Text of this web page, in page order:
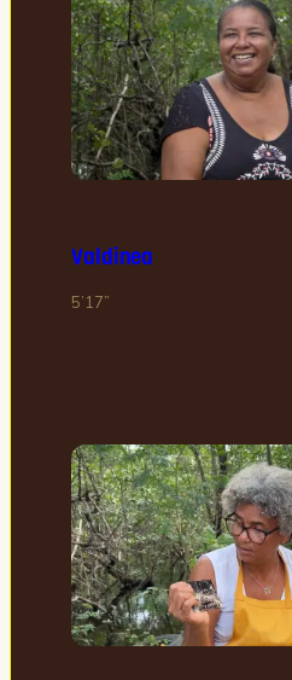
Valdinea
5’17”